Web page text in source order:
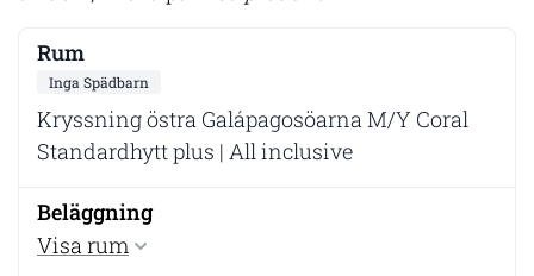
Inga Spädbarn
Kryssning östra Galápagosöarna M/Y Coral
Standardhytt plus | All inclusive
Visa rum